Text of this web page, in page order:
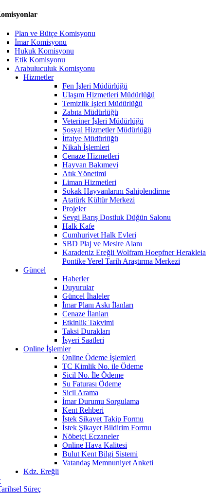
Plan ve Bütçe Komisyonu
İmar Komisyonu
Hukuk Komisyonu
Etik Komisyonu
Arabuluculuk Komisyonu
Hizmetler
Fen İşleri Müdürlüğü
Ulaşım Hizmetleri Müdürlüğü
Temizlik İşleri Müdürlüğü
Zabıta Müdürlüğü
Veteriner İşleri Müdürlüğü
Sosyal Hizmetler Müdürlüğü
İtfaiye Müdürlüğü
Nikah İşlemleri
Cenaze Hizmetleri
Hayvan Bakımevi
Atık Yönetimi
Liman Hizmetleri
Sokak Hayvanlarını Sahiplendirme
Atatürk Kültür Merkezi
Projeler
Sevgi Barış Dostluk Düğün Salonu
Halk Kafe
Cumhuriyet Halk Evleri
SBD Plaj ve Mesire Alanı
Karadeniz Ereğli Wolfram Hoepfner Herakleia
Pontike Yerel Tarih Araştırma Merkezi
Güncel
Haberler
Duyurular
Güncel İhaleler
İmar Planı Askı İlanları
Cenaze İlanları
Etkinlik Takvimi
Taksi Durakları
İşyeri Saatleri
Online İşlemler
Online Ödeme İşlemleri
TC Kimlik No. ile Ödeme
Sicil No. İle Ödeme
Su Faturası Ödeme
Sicil Arama
İmar Durumu Sorgulama
Kent Rehberi
İstek Şikayet Takip Formu
İstek Şikayet Bildirim Formu
Nöbetçi Eczaneler
Online Hava Kalitesi
Bulut Kent Bilgi Sistemi
Vatandaş Memnuniyet Anketi
Kdz. Ereğli
Süreç